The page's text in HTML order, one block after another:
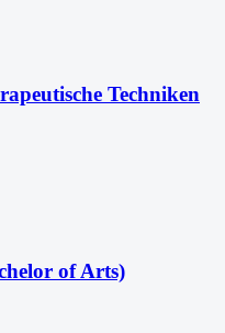
Techniken
of Arts)